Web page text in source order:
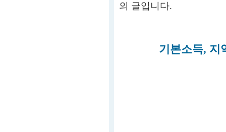
의 글입니다.
기본소득, 지